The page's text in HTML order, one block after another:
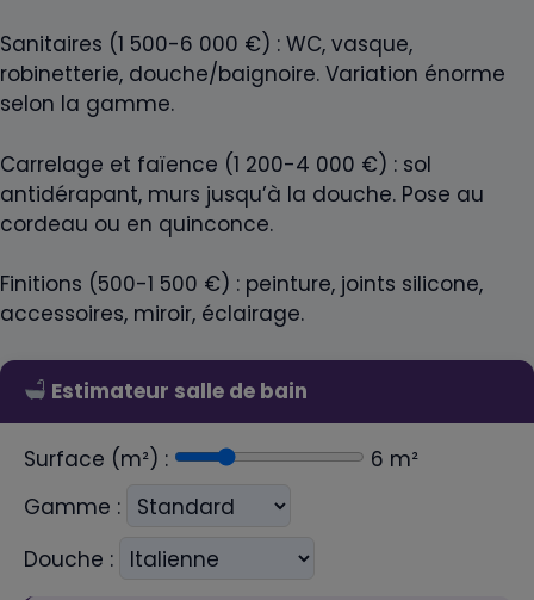
Sanitaires (1 500-6 000 €) : WC, vasque,
robinetterie, douche/baignoire. Variation énorme
selon la gamme.
Carrelage et faïence (1 200-4 000 €) : sol
antidérapant, murs jusqu’à la douche. Pose au
cordeau ou en quinconce.
Finitions (500-1 500 €) : peinture, joints silicone,
accessoires, miroir, éclairage.
Estimateur salle de bain
Surface (m²) : 6 m²
Gamme :
Douche :